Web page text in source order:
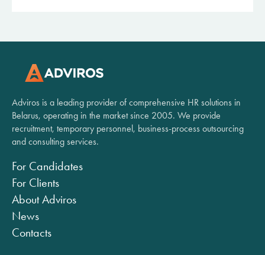
Adviros is a leading provider of comprehensive HR solutions in
Belarus, operating in the market since 2005. We provide
recruitment, temporary personnel, business-process outsourcing
and consulting services.
For Candidates
For Clients
About Adviros
News
Contacts